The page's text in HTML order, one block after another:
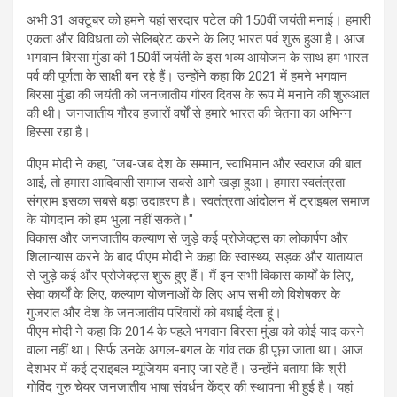
अभी 31 अक्टूबर को हमने यहां सरदार पटेल की 150वीं जयंती मनाई। हमारी
एकता और विविधता को सेलिब्रेट करने के लिए भारत पर्व शुरू हुआ है। आज
भगवान बिरसा मुंडा की 150वीं जयंती के इस भव्य आयोजन के साथ हम भारत
पर्व की पूर्णता के साक्षी बन रहे हैं। उन्होंने कहा कि 2021 में हमने भगवान
बिरसा मुंडा की जयंती को जनजातीय गौरव दिवस के रूप में मनाने की शुरुआत
की थी। जनजातीय गौरव हजारों वर्षों से हमारे भारत की चेतना का अभिन्न
हिस्सा रहा है।
पीएम मोदी ने कहा, "जब-जब देश के सम्मान, स्वाभिमान और स्वराज की बात
आई, तो हमारा आदिवासी समाज सबसे आगे खड़ा हुआ। हमारा स्वतंत्रता
संग्राम इसका सबसे बड़ा उदाहरण है। स्वतंत्रता आंदोलन में ट्राइबल समाज
के योगदान को हम भुला नहीं सकते।"
विकास और जनजातीय कल्याण से जुड़े कई प्रोजेक्ट्स का लोकार्पण और
शिलान्यास करने के बाद पीएम मोदी ने कहा कि स्वास्थ्य, सड़क और यातायात
से जुड़े कई और प्रोजेक्ट्स शुरू हुए हैं। मैं इन सभी विकास कार्यों के लिए,
सेवा कार्यों के लिए, कल्याण योजनाओं के लिए आप सभी को विशेषकर के
गुजरात और देश के जनजातीय परिवारों को बधाई देता हूं।
पीएम मोदी ने कहा कि 2014 के पहले भगवान बिरसा मुंडा को कोई याद करने
वाला नहीं था। सिर्फ उनके अगल-बगल के गांव तक ही पूछा जाता था। आज
देशभर में कई ट्राइबल म्यूजियम बनाए जा रहे हैं। उन्होंने बताया कि श्री
गोविंद गुरु चेयर जनजातीय भाषा संवर्धन केंद्र की स्थापना भी हुई है। यहां